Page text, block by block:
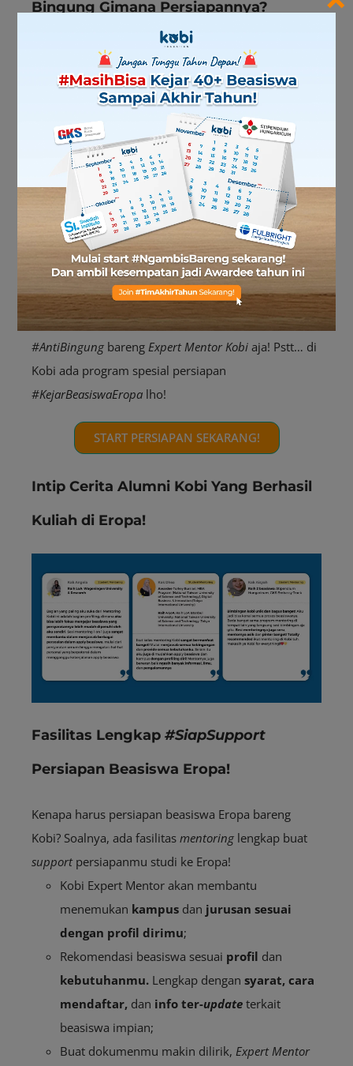
Bingung Gimana Persiapannya?
#KejarStudyinEuropebareng Kobi Aja!
Kesempatan kuliahGRATISke Eropa masa mau
dianggurin gitu aja, Sob? Cuss persiapkan sekarang
daripada nanti nyesel!
Masih bingung mulai persiapan dari mana? Saran
MinBi,
kejar skor IELTS 7.0+ dulu aja sebagai modal
utama. Sembari persiapan IELTS, jangan lupa
persiapkan berkas-berkas penting
, seperti
motivation letter, ijazah, transkrip nilai, dan lainnya.
Jangan bingung sendirian! Sat set persiapan
#AntiBingung bareng Expert Mentor Kobi aja! Pstt… di
Kobi ada program spesial persiapan
#KejarBeasiswaEropa lho!
START PERSIAPAN SEKARANG!
Intip Cerita Alumni Kobi Yang Berhasil
Kuliah di Eropa!
Fasilitas Lengkap #SiapSupport
Persiapan Beasiswa Eropa!
Kenapa harus persiapan beasiswa Eropa bareng
Kobi? Soalnya, ada fasilitas mentoring lengkap buat
supportpersiapanmu studi ke Eropa!
Kobi Expert Mentor akan membantu
menemukan kampus dan jurusan sesuai
dengan profil dirimu;
Rekomendasi beasiswa sesuai profil dan
kebutuhanmu. Lengkap dengan syarat, cara
mendaftar, dan info ter-update terkait
beasiswa impian;
Buat dokumenmu makin dilirik, Expert Mentor